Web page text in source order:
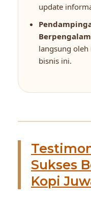
update
langsung oleh
bisnis ini.
Sukses
Kopi